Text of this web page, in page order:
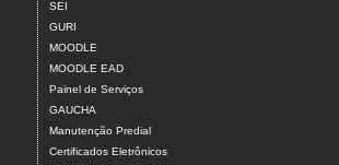
SEI
GURI
MOODLE
MOODLE EAD
Painel de Serviços
GAUCHA
Manutenção Predial
Certificados Eletrônicos